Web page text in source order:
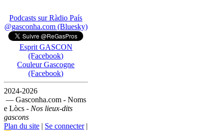
Podcasts sur Ràdio País
@gasconha.com (Bluesky)
Esprit GASCON
(Facebook)
Couleur Gascogne
(Facebook)
2024-2026
— Gasconha.com - Noms
e Lòcs - Nos lieux-dits
gascons
Plan du site | Se connecter|